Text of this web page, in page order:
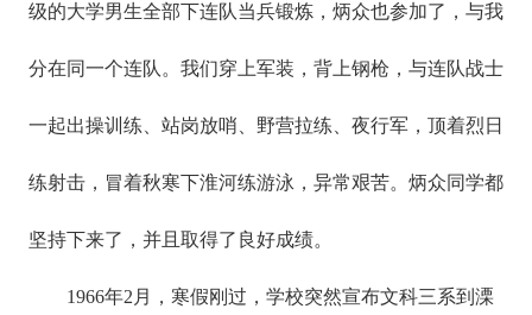
级的大学男生全部下连队当兵锻炼，炳众也参加了，与我
分在同一个连队。我们穿上军装，背上钢枪，与连队战士
一起出操训练、站岗放哨、野营拉练、夜行军，顶着烈日
练射击，冒着秋寒下淮河练游泳，异常艰苦。炳众同学都
坚持下来了，并且取得了良好成绩。
1966年2月，寒假刚过，学校突然宣布文科三系到溧